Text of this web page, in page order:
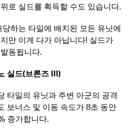
로 실드를 획득할 수도 있습니다.
하는 타일에 배치된 모든 유닛에
만 이게 다가 아닙니다! 실드가
동됩니다.
실드(브론즈 III)
타일의 유닛과 주변 아군의 공격
보너스 및 이동 속도가 8초 동안
증가합니다.